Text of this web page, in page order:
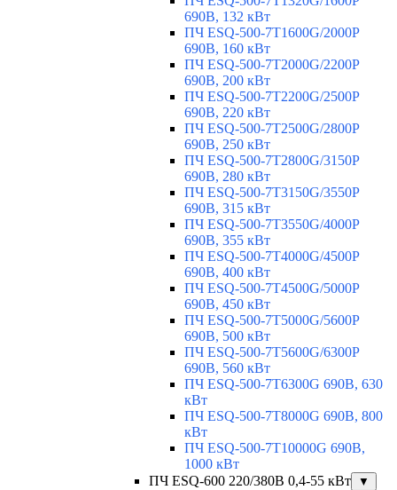
690В, 132 кВт
ПЧ ESQ-500-7T1600G/2000P
690В, 160 кВт
ПЧ ESQ-500-7T2000G/2200P
690В, 200 кВт
ПЧ ESQ-500-7T2200G/2500P
690В, 220 кВт
ПЧ ESQ-500-7T2500G/2800P
690В, 250 кВт
ПЧ ESQ-500-7T2800G/3150P
690В, 280 кВт
ПЧ ESQ-500-7T3150G/3550P
690В, 315 кВт
ПЧ ESQ-500-7T3550G/4000P
690В, 355 кВт
ПЧ ESQ-500-7T4000G/4500P
690В, 400 кВт
ПЧ ESQ-500-7T4500G/5000P
690В, 450 кВт
ПЧ ESQ-500-7T5000G/5600P
690В, 500 кВт
ПЧ ESQ-500-7T5600G/6300P
690В, 560 кВт
ПЧ ESQ-500-7T6300G 690В, 630
кВт
ПЧ ESQ-500-7T8000G 690В, 800
кВт
ПЧ ESQ-500-7T10000G 690В,
1000 кВт
ПЧ ESQ-600 220/380В 0,4-55 кВт
▼